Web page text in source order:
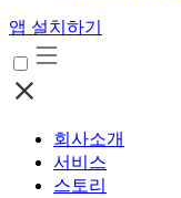
앱 설치하기
회사소개
서비스
스토리